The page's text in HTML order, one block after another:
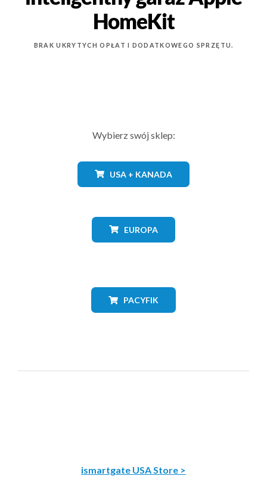
HomeKit
BRAK UKRYTYCH OPŁAT I DODATKOWEGO SPRZĘTU.
Wybierz swój sklep:
USA + KANADA
EUROPA
PACYFIK
ismartgate USA Store >